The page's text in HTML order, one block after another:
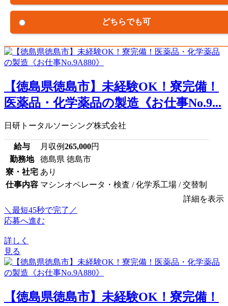
どちらでも可
【徳島県徳島市】未経験OK！寮完備！
医薬品・化学薬品の製造《お仕事No.9...
日研トータルソーシング株式会社
給与 月収例265,000円
勤務地
徳島県 徳島市
寮・社宅 あり
仕事内容 マシンオペレータ・検査 / 化学系工場 / 交替制
詳細を表示
＼最短45秒で完了／
応募へ進む
詳しく
見る
【徳島県徳島市】未経験OK！寮完備！